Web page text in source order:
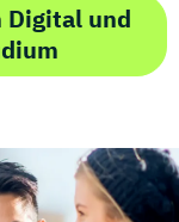
Digital und